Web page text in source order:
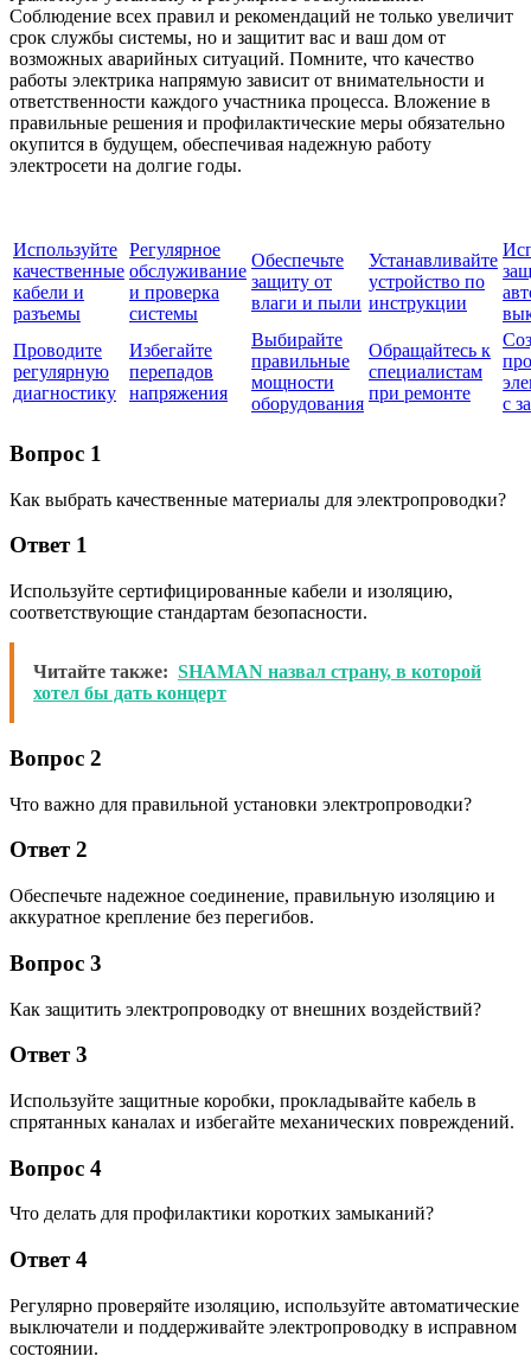
Соблюдение всех правил и рекомендаций не только увеличит
срок службы системы, но и защитит вас и ваш дом от
возможных аварийных ситуаций. Помните, что качество
работы электрика напрямую зависит от внимательности и
ответственности каждого участника процесса. Вложение в
правильные решения и профилактические меры обязательно
окупится в будущем, обеспечивая надежную работу
электросети на долгие годы.
Используйте
качественные
кабели и
разъемы
Регулярное
обслуживание
и проверка
системы
Обеспечьте
защиту от
влаги и пыли
Устанавливайте
устройство по
инструкции
Проводите
регулярную
диагностику
Избегайте
перепадов
напряжения
Выбирайте
правильные
мощности
оборудования
Обращайтесь к
специалистам
при ремонте
с
Вопрос 1
Как выбрать качественные материалы для электропроводки?
Ответ 1
Используйте сертифицированные кабели и изоляцию,
соответствующие стандартам безопасности.
Читайте также: SHAMAN назвал страну, в которой
хотел бы дать концерт
Вопрос 2
Что важно для правильной установки электропроводки?
Ответ 2
Обеспечьте надежное соединение, правильную изоляцию и
аккуратное крепление без перегибов.
Вопрос 3
Как защитить электропроводку от внешних воздействий?
Ответ 3
Используйте защитные коробки, прокладывайте кабель в
спрятанных каналах и избегайте механических повреждений.
Вопрос 4
Что делать для профилактики коротких замыканий?
Ответ 4
Регулярно проверяйте изоляцию, используйте автоматические
выключатели и поддерживайте электропроводку в исправном
состоянии.